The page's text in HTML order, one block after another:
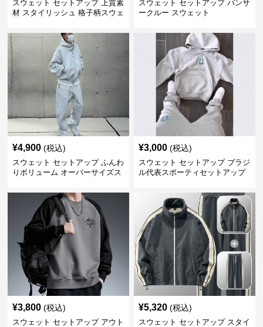
スウェット セットアップ 上質素
材 スタイリッシュ 格子柄スウェ
スウェット セットアップ パンサ
ークルー スウェット
¥4,900 (税込)
スウェット セットアップ ふんわ
りボリューム オーバーサイズス
¥3,000 (税込)
スウェット セットアップ ブラジ
ル代表スポーティセットアップ
¥3,800 (税込)
スウェット セットアップ アウト
¥5,320 (税込)
スウェット セットアップ スタイ